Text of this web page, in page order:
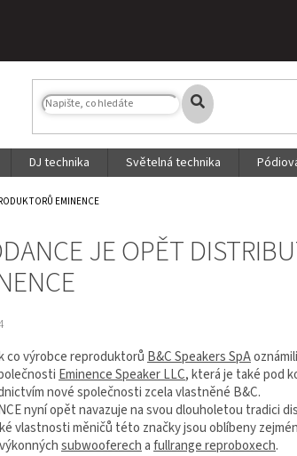
DJ technika Světelná technika
EMINENCE
JE OPĚT
co výrobce reproduktorů B&C Speakers SpA
Eminence Speaker LLC, která je také pod
nové společnosti zcela vlastněné B&C.
nyní opět navazuje na svou dlouholetou tradici
vlastnosti měničů této značky jsou oblíbeny
subwooferechafullrange reproboxech.